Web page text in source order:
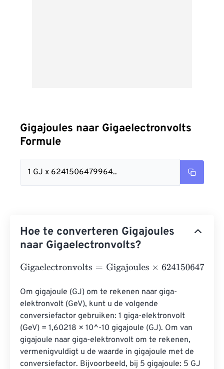
Gigajoules naar Gigaelectronvolts
Formule
1 GJ x 6241506479964..
Hoe te converteren Gigajoules
naar Gigaelectronvolts?
Gigaelectronvolts=Gigajoules×
Om gigajoule (GJ) om te rekenen naar giga-
elektronvolt (GeV), kunt u de volgende
conversiefactor gebruiken: 1 giga-elektronvolt
(GeV) = 1,60218 × 10^-10 gigajoule (GJ). Om van
gigajoule naar giga-elektronvolt om te rekenen,
vermenigvuldigt u de waarde in gigajoule met de
conversiefactor. Bijvoorbeeld, bij 5 gigajoule: 5 GJ